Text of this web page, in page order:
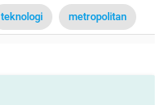
teknologi metropolitan